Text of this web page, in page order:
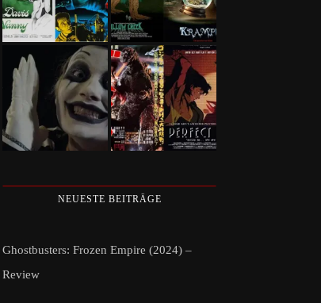
NEUESTE BEITRÄGE
Ghostbusters: Frozen Empire (2024) –
Review